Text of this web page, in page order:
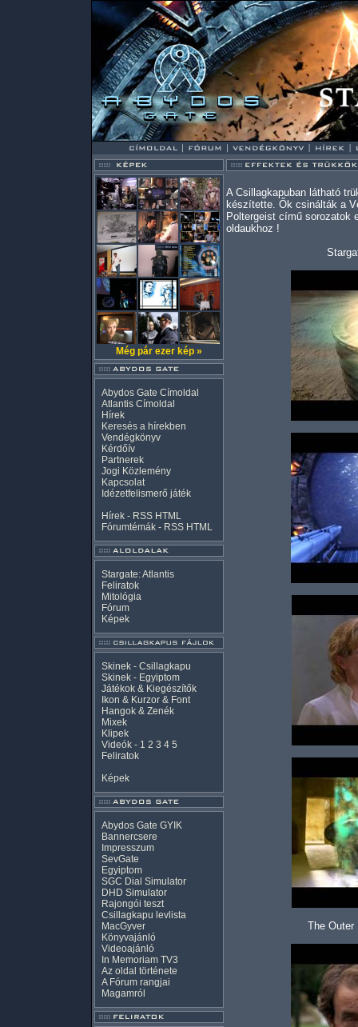
Még pár ezer kép »
Abydos Gate Címoldal
Atlantis Címoldal
Hírek
Keresés a hírekben
Vendégkönyv
Kérdőív
Partnerek
Jogi Közlemény
Kapcsolat
Idézetfelismerő játék
Hírek - RSS HTML
Fórumtémák - RSS HTML
Stargate: Atlantis
Feliratok
Mitológia
Fórum
Képek
Skinek - Csillagkapu
Skinek - Egyiptom
Játékok & Kiegészítők
Ikon & Kurzor & Font
Hangok & Zenék
Mixek
Klipek
Videók - 1 2 3 4 5
Feliratok
Képek
Abydos Gate GYIK
Bannercsere
Impresszum
SevGate
Egyiptom
SGC Dial Simulator
DHD Simulator
Rajongói teszt
Csillagkapu levlista
MacGyver
Könyvajánló
Videoajánló
In Memoriam TV3
Az oldal története
A Fórum rangjai
Magamról
A Csillagkapuban látható
készítette. Ők csinálták a
Poltergeist című
oldaukhoz !
The Outer